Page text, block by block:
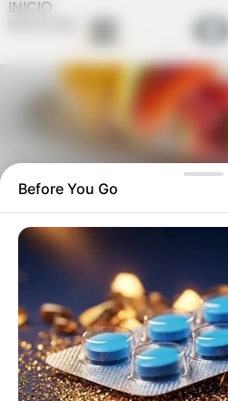
INICIO
Receta para verrugas
Before You Go